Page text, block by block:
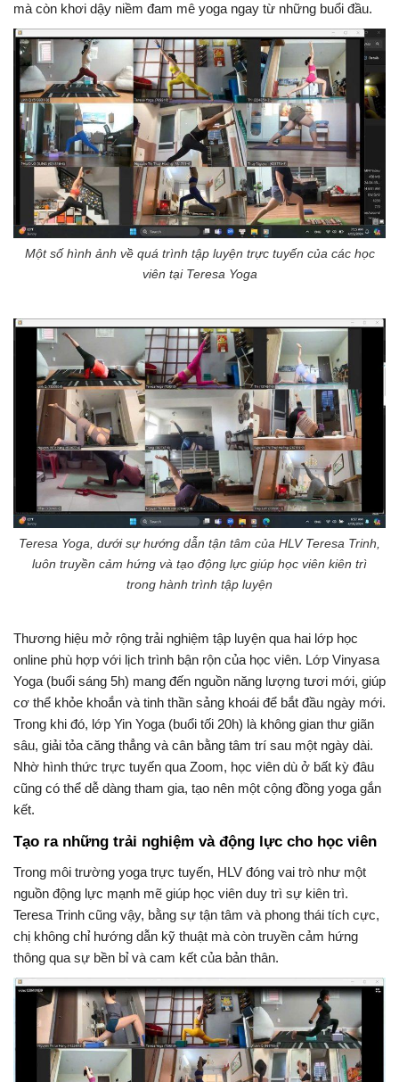
mà còn khơi dậy niềm đam mê yoga ngay từ những buổi đầu.
Một số hình ảnh về quá trình tập luyện trực tuyến của các học
viên tại Teresa Yoga
Teresa Yoga, dưới sự hướng dẫn tận tâm của HLV Teresa Trinh,
luôn truyền cảm hứng và tạo động lực giúp học viên kiên trì
trong hành trình tập luyện
Thương hiệu mở rộng trải nghiệm tập luyện qua hai lớp học
online phù hợp với lịch trình bận rộn của học viên. Lớp Vinyasa
Yoga (buổi sáng 5h) mang đến nguồn năng lượng tươi mới, giúp
cơ thể khỏe khoắn và tinh thần sảng khoái để bắt đầu ngày mới.
Trong khi đó, lớp Yin Yoga (buổi tối 20h) là không gian thư giãn
sâu, giải tỏa căng thẳng và cân bằng tâm trí sau một ngày dài.
Nhờ hình thức trực tuyến qua Zoom, học viên dù ở bất kỳ đâu
cũng có thể dễ dàng tham gia, tạo nên một cộng đồng yoga gắn
kết.
Tạo ra những trải nghiệm và động lực cho học viên
Trong môi trường yoga trực tuyến, HLV đóng vai trò như một
nguồn động lực mạnh mẽ giúp học viên duy trì sự kiên trì.
Teresa Trinh cũng vậy, bằng sự tận tâm và phong thái tích cực,
chị không chỉ hướng dẫn kỹ thuật mà còn truyền cảm hứng
thông qua sự bền bỉ và cam kết của bản thân.